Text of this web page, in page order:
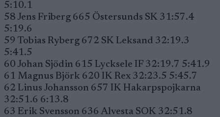
5:10.1
58 Jens Friberg 665 Östersunds SK 31:57.4
5:19.6
59 Tobias Ryberg 672 SK Leksand 32:19.3
5:41.5
60 Johan Sjödin 615 Lycksele IF 32:19.7 5:41.9
61 Magnus Björk 620 IK Rex 32:23.5 5:45.7
62 Linus Johansson 657 IK Hakarpspojkarna
32:51.6 6:13.8
63 Erik Svensson 636 Alvesta SOK 32:51.8